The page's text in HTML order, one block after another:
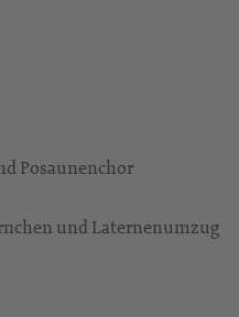
Posaunenchor
und Laternenumzug